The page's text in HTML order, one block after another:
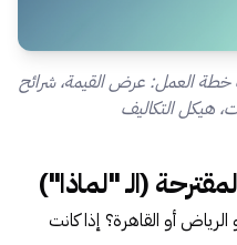
العمل: عرض القيمة، شرائح
هيكل التكاليف
أو القاهرة؟ إذا كانت